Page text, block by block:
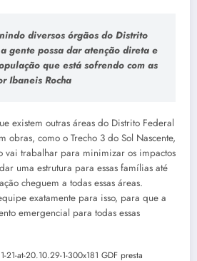
diversos órgãos do Distrito
gente possa dar atenção direta e
que está sofrendo com as
Ibaneis Rocha
existem outras áreas do Distrito Federal
obras, como o Trecho 3 do Sol Nascente,
vai trabalhar para minimizar os impactos
uma estrutura para essas famílias até
cheguem a todas essas áreas.
exatamente para isso, para que a
emergencial para todas essas